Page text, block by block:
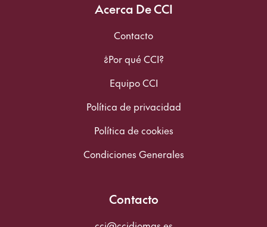
Acerca De CCI
Contacto
¿Por qué CCI?
Equipo CCI
Política de privacidad
Política de cookies
Condiciones Generales
Contacto